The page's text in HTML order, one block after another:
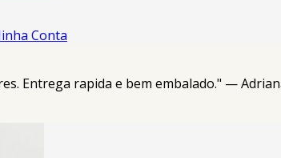
Conta
Entrega rapida e bem embalado." —